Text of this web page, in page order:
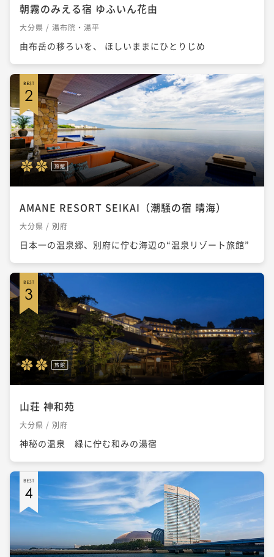
朝霧のみえる宿 ゆふいん花由
大分県 / 湯布院・湯平
由布岳の移ろいを、 ほしいままにひとりじめ
旅館
AMANE RESORT SEIKAI（潮騒の宿 晴海）
大分県 / 別府
日本一の温泉郷、別府に佇む海辺の“温泉リゾート旅館”
旅館
山荘 神和苑
大分県 / 別府
神秘の温泉 緑に佇む和みの湯宿